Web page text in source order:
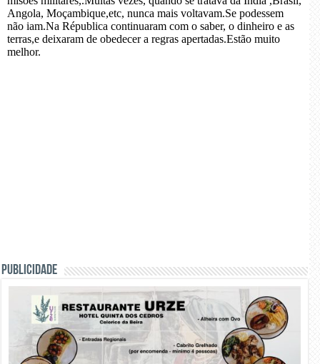
PUBLICIDADE